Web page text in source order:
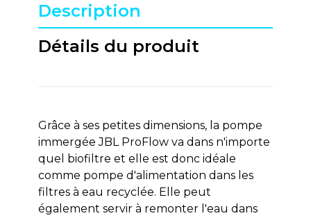
Description
Détails du produit
Grâce à ses petites dimensions, la pompe
immergée JBL ProFlow va dans n'importe
quel biofiltre et elle est donc idéale
comme pompe d'alimentation dans les
filtres à eau recyclée. Elle peut
également servir à remonter l'eau dans